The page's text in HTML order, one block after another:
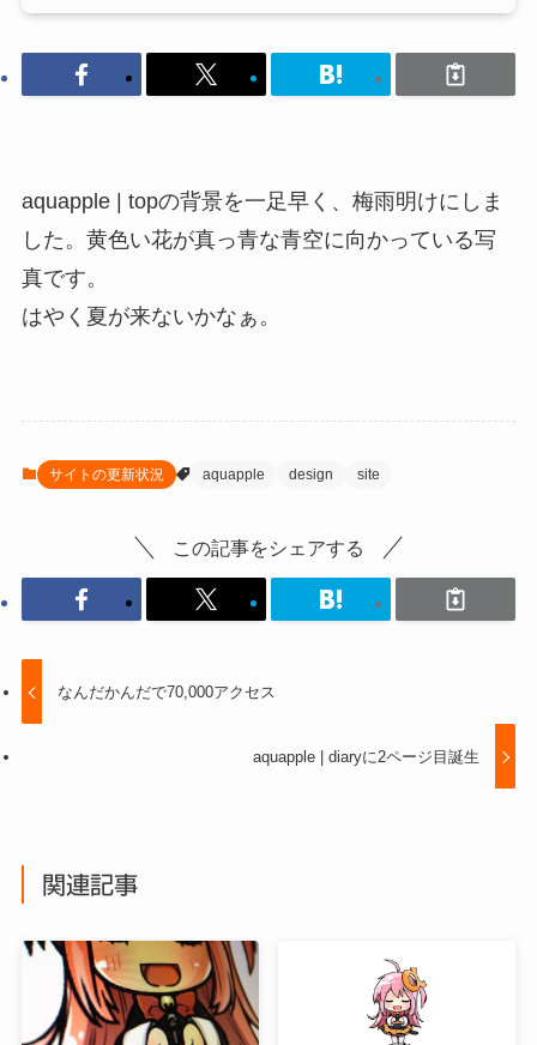
aquapple | topの背景を一足早く、梅雨明けにしま
した。黄色い花が真っ青な青空に向かっている写
真です。
はやく夏が来ないかなぁ。
サイトの更新状況 aquapple design site
この記事をシェアする
なんだかんだで70,000アクセス
aquapple | diaryに2ページ目誕生
関連記事